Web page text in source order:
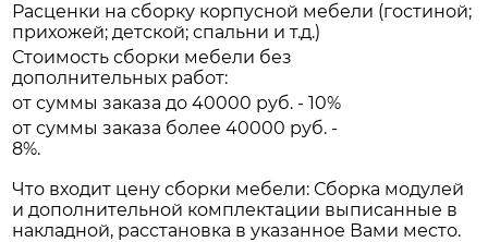
Расценки на сборку корпусной мебели (гостиной;
прихожей; детской; спальни и т.д.)
Стоимость сборки мебели без
дополнительных работ:
от суммы заказа до 40000 руб. - 10%
от суммы заказа более 40000 руб. -
8%.
Что входит цену сборки мебели: Сборка модулей
и дополнительной комплектации выписанные в
накладной, расстановка в указанное Вами место.